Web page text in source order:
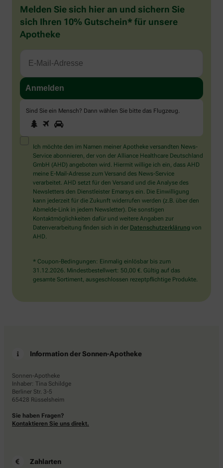
Melden Sie sich hier an und sichern Sie
sich Ihren 10% Gutschein* für unsere
Apotheke
Sind Sie ein Mensch? Dann wählen Sie bitte das Flugzeug.
Sind
Sie
ein
Mensch?
Dann
wählen
Sie
bitte
das
Flugzeug.
1 2
Ich möchte den im Namen meiner Apotheke versandten News-
Service abonnieren, der von der Alliance Healthcare Deutschland
GmbH (AHD) angeboten wird. Hiermit willige ich ein, dass AHD
meine E-Mail-Adresse zum Versand des News-Service
verarbeitet. AHD setzt für den Versand und die Analyse des
Newsletters den Dienstleister Emarsys ein. Die Einwilligung
kann jederzeit für die Zukunft widerrufen werden (z.B. über den
Abmelde-Link in jedem Newsletter). Die sonstigen
Kontaktmöglichkeiten dafür und weitere Angaben zur
Datenverarbeitung finden sich in der Datenschutzerklärung von
AHD.
* Coupon-Bedingungen: Einmalig einlösbar bis zum
31.12.2026. Mindestbestellwert: 50,00 €. Gültig auf das
gesamte Sortiment, ausgeschlossen rezeptpflichtige Produkte.
Information der Sonnen-Apotheke
Sonnen-Apotheke
Inhaber: Tina Schildge
Berliner Str. 3-5
65428 Rüsselsheim
Sie haben Fragen?
Kontaktieren Sie uns direkt.
Zahlarten